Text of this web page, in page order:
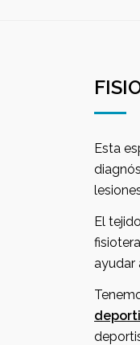
Esta especialidad de la fisioterapia se basa en la búsqueda de un
El tejido necesita unos plazos determinados para regenerarse, el
fisioterapeuta mediante terapias